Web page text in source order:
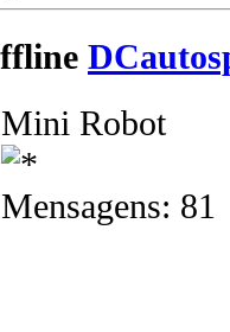
Mini Robot
Mensagens: 81